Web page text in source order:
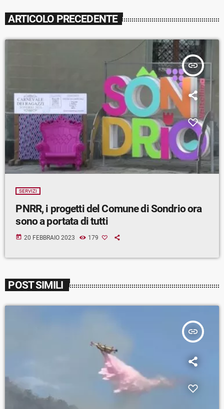
ARTICOLO PRECEDENTE
insert_link
SERVIZI
PNRR, i progetti del Comune di Sondrio ora
sono a portata di tutti
today 20 FEBBRAIO 2023 179
POST SIMILI
insert_link